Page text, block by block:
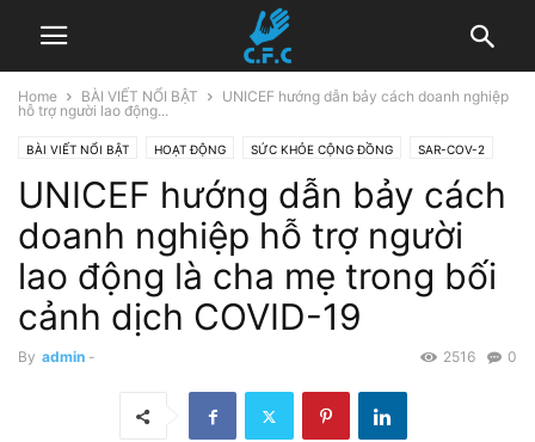
Home BÀI VIẾT NỔI BẬT
UNICEF hướng dẫn bảy cách doanh nghiệp
hỗ trợ người lao động...
BÀI VIẾT NỔI BẬT HOẠT ĐỘNG SỨC KHỎE CỘNG ĐỒNG SAR-COV-2
UNICEF hướng dẫn bảy cách
doanh nghiệp hỗ trợ người
lao động là cha mẹ trong bối
cảnh dịch COVID-19
By admin - 0
2516